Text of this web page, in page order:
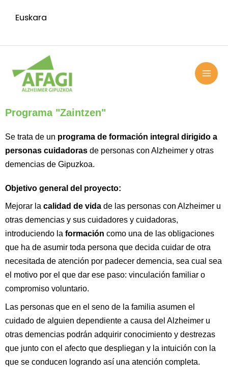
Euskara
Programa "Zaintzen"
Se trata de un programa de formación integral dirigido a
personas cuidadoras de personas con Alzheimer y otras
demencias de Gipuzkoa.
Objetivo general del proyecto:
Mejorar la calidad de vida de las personas con Alzheimer u
otras demencias y sus cuidadores y cuidadoras,
introduciendo la formación como una de las obligaciones
que ha de asumir toda persona que decida cuidar de otra
necesitada de atención por padecer demencia, sea cual sea
el motivo por el que dar ese paso: vinculación familiar o
compromiso voluntario.
Las personas que en el seno de la familia asumen el
cuidado de alguien dependiente a causa del Alzheimer u
otras demencias podrán adquirir conocimiento y destrezas
que junto con el afecto que despliegan y la intuición con la
que se conducen logrando así una atención completa.